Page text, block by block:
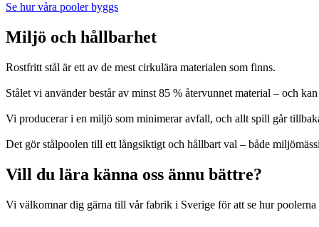
Se hur våra pooler byggs
Miljö och hållbarhet
Rostfritt stål är ett av de mest cirkulära materialen som finns.
Stålet vi använder består av minst 85 % återvunnet material – och
Vi producerar i en miljö som minimerar avfall, och allt spill går
Det gör stålpoolen till ett långsiktigt och hållbart val – både
Vill du lära känna oss ännu bättre?
Vi välkomnar dig gärna till vår fabrik i Sverige för att se hur poolerna